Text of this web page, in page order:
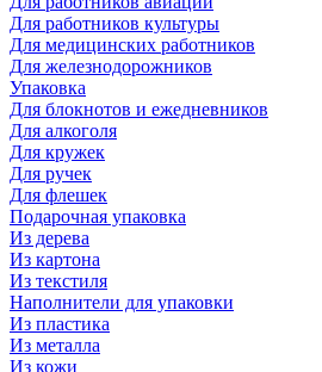
Для работников культуры
Для медицинских работников
Для железнодорожников
Упаковка
Для блокнотов и ежедневников
Для алкоголя
Для кружек
Для ручек
Для флешек
Подарочная упаковка
Из дерева
Из картона
Из текстиля
Наполнители для упаковки
Из пластика
Из металла
Из кожи